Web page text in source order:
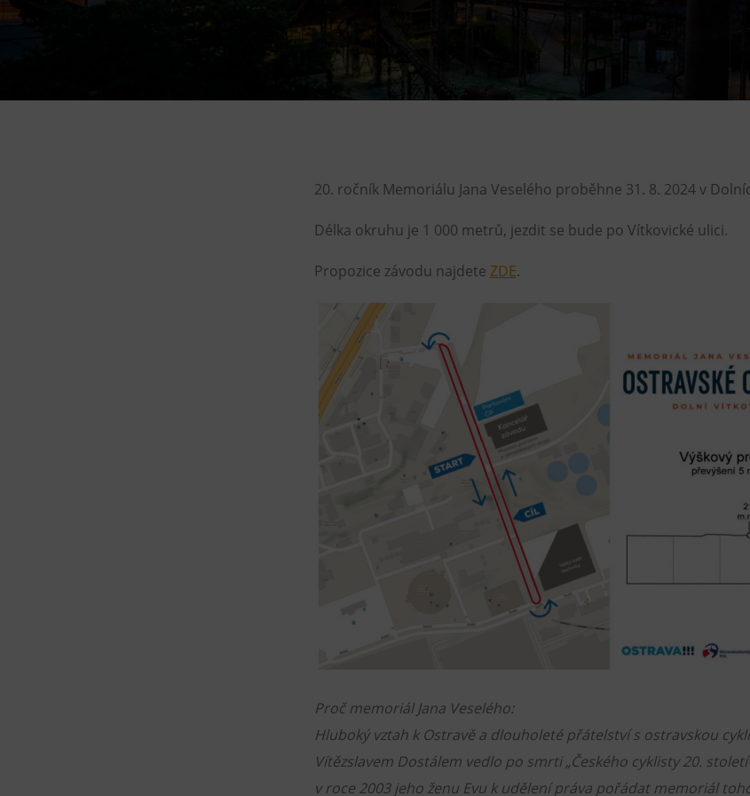
Heligonka
20. ročník Memoriálu Jana Veselého proběhne 31. 8. 2024 v
Délka okruhu je 1 000 metrů, jezdit se bude po Vítkovické ulici.
Propozice závodu najdete ZDE.
Proč memoriál Jana Veselého:
Hluboký vztah k Ostravě a dlouholeté přátelství s ostravskou
Vítězslavem Dostálem vedlo po smrti „Českého cyklisty 20.
v roce 2003 jeho ženu Evu k udělení práva pořádat memoriál